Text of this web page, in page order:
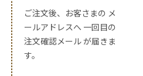
ご注文後、お客さまの メ
ールアドレスへ 一回目の
注文確認メール が届きま
す。